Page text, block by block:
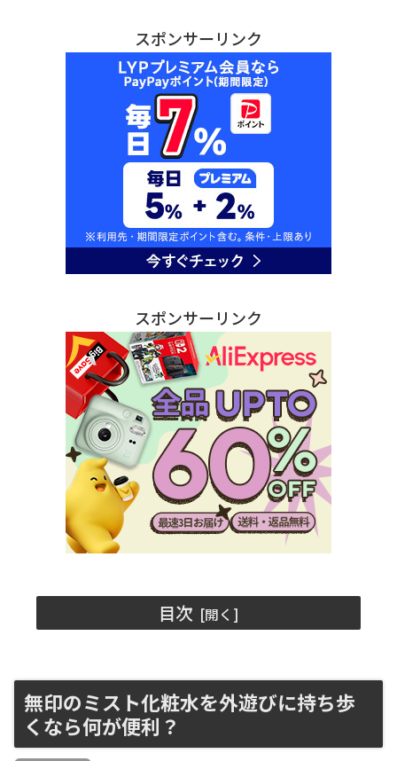
スポンサーリンク
スポンサーリンク
目次
無印のミスト化粧水を外遊びに持ち歩
くなら何が便利？